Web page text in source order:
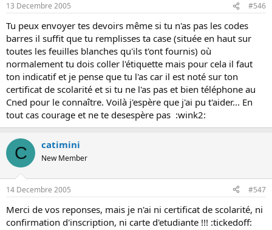
13 Decembre 2005 #546
Tu peux envoyer tes devoirs même si tu n'as pas les codes
barres il suffit que tu remplisses ta case (située en haut sur
toutes les feuilles blanches qu'ils t'ont fournis) où
normalement tu dois coller l'étiquette mais pour cela il faut
ton indicatif et je pense que tu l'as car il est noté sur ton
certificat de scolarité et si tu ne l'as pas et bien téléphone au
Cned pour le connaître. Voilà j'espère que j'ai pu t'aider... En
tout cas courage et ne te desespère pas :wink2:
C catimini
New Member
14 Decembre 2005 #547
Merci de vos reponses, mais je n'ai ni certificat de scolarité, ni
confirmation d'inscription, ni carte d'etudiante !!! :tickedoff: